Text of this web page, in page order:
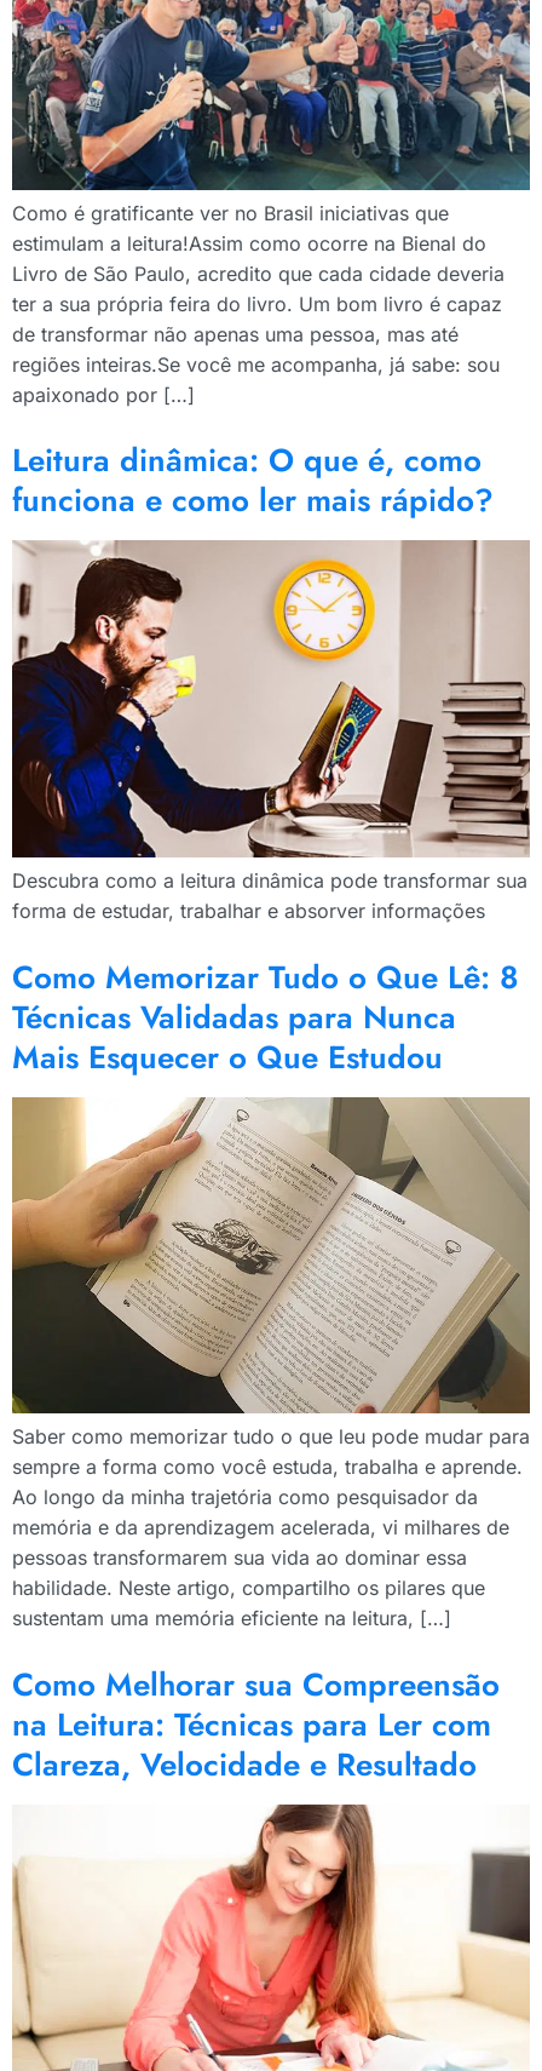
Como é gratificante ver no Brasil iniciativas que
estimulam a leitura!Assim como ocorre na Bienal do
Livro de São Paulo, acredito que cada cidade deveria
ter a sua própria feira do livro. Um bom livro é capaz
de transformar não apenas uma pessoa, mas até
regiões inteiras.Se você me acompanha, já sabe: sou
apaixonado por […]
Leitura dinâmica: O que é, como
funciona e como ler mais rápido?
Descubra como a leitura dinâmica pode transformar sua
forma de estudar, trabalhar e absorver informações
Como Memorizar Tudo o Que Lê: 8
Técnicas Validadas para Nunca
Mais Esquecer o Que Estudou
Saber como memorizar tudo o que leu pode mudar para
sempre a forma como você estuda, trabalha e aprende.
Ao longo da minha trajetória como pesquisador da
memória e da aprendizagem acelerada, vi milhares de
pessoas transformarem sua vida ao dominar essa
habilidade. Neste artigo, compartilho os pilares que
sustentam uma memória eficiente na leitura, […]
Como Melhorar sua Compreensão
na Leitura: Técnicas para Ler com
Clareza, Velocidade e Resultado